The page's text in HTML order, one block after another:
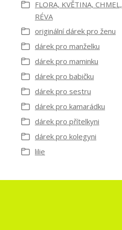
FLORA, KVĚTINA, CHMEL,
RÉVA
originální dárek pro ženu
dárek pro manželku
dárek pro maminku
dárek pro babičku
dárek pro sestru
dárek pro kamarádku
dárek pro přítelkyni
dárek pro kolegyni
lilie